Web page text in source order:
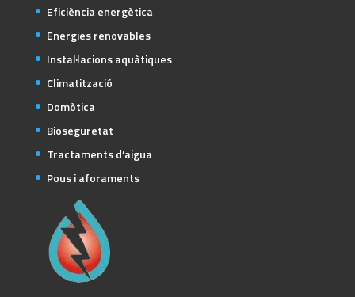
Eficiència energètica
Energies renovables
Instal·lacions aquàtiques
Climatització
Domòtica
Bioseguretat
Tractaments d’aigua
Pous i aforaments